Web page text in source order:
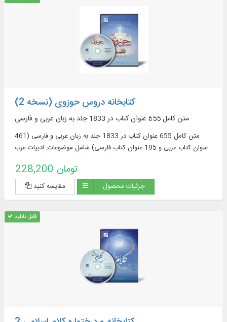
کتابخانه دروس حوزوی (نسخه 2)
متن کامل 655 عنوان کتاب در 1833 جلد به زبان عربی و فارسی
متن کامل 655 عنوان کتاب در 1833 جلد به زبان عربی و فارسی (461
عنوان کتاب عربی و 195 عنوان کتاب فارسی) شامل موضوعات: ادبیات عرب
228,200 تومان
مقایسه کنید جزئیات محصول
قابل دانلود